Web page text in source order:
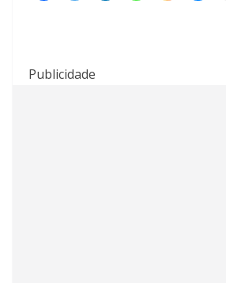
Publicidade